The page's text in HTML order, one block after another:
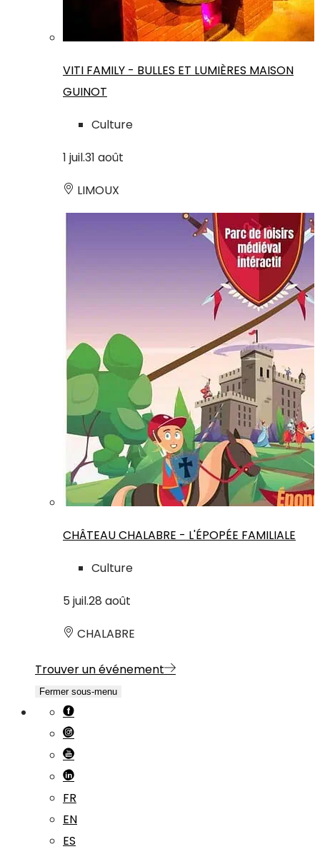
VITI FAMILY - BULLES ET LUMIÈRES MAISON
GUINOT
Culture
1 juil.31 août
LIMOUX
CHÂTEAU CHALABRE - L'ÉPOPÉE FAMILIALE
Culture
5 juil.28 août
CHALABRE
Trouver un événement
Fermer sous-menu
FR
EN
ES